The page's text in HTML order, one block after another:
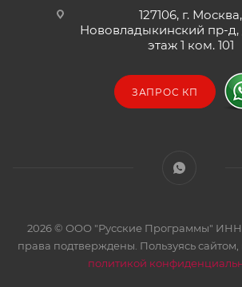
127106, г. Москва,
Нововладыкинский пр-д,
этаж 1 ком. 101
ЗАПРОС КП
2026 © ООО "Русские Программы" ИНН
права подтверждены. Пользуясь сайтом,
политикой